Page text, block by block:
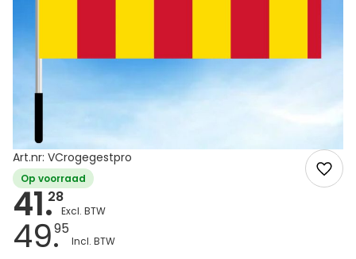
Art.nr: VCrogegestpro
Op voorraad
41.28
49.95